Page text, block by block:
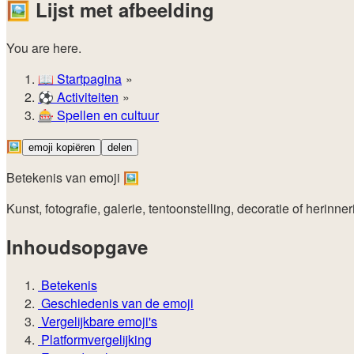
🖼️ Lijst met afbeelding
You are here.
📖 Startpagina
⚽️ Activiteiten
🎰 Spellen en cultuur
🖼️ emoji kopiëren delen
Betekenis van emoji 🖼️
Kunst, fotografie, galerie, tentoonstelling, decoratie of
Inhoudsopgave
Betekenis
Geschiedenis van de emoji
Vergelijkbare emoji's
Platformvergelijking